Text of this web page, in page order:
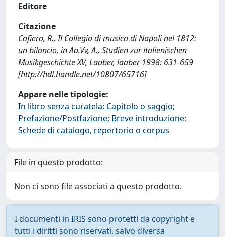
Editore
Citazione
Cafiero, R., Il Collegio di musica di Napoli nel 1812:
un bilancio, in Aa.Vv, A., Studien zur italienischen
Musikgeschichte XV, Laaber, laaber 1998: 631-659
[http://hdl.handle.net/10807/65716]
Appare nelle tipologie:
In libro senza curatela: Capitolo o saggio;
Prefazione/Postfazione; Breve introduzione;
Schede di catalogo, repertorio o corpus
File in questo prodotto:
Non ci sono file associati a questo prodotto.
I documenti in IRIS sono protetti da copyright e
tutti i diritti sono riservati, salvo diversa